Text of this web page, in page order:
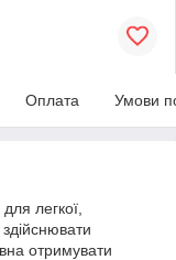
Оплата Умови
легкої,
отримувати